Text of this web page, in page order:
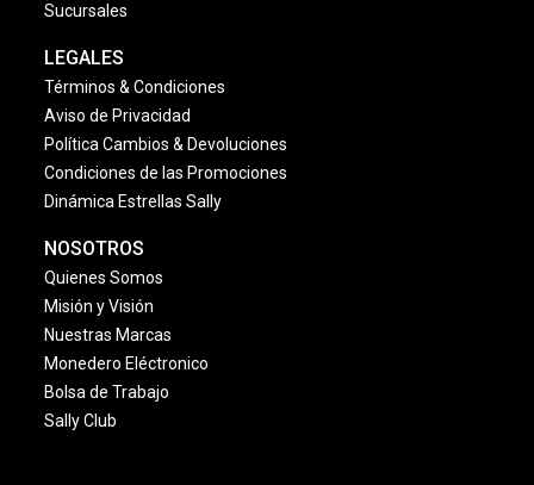
Sucursales
LEGALES
Términos & Condiciones
Aviso de Privacidad
Política Cambios & Devoluciones
Condiciones de las Promociones
Dinámica Estrellas Sally
NOSOTROS
Quienes Somos
Misión y Visión
Nuestras Marcas
Monedero Eléctronico
Bolsa de Trabajo
Sally Club